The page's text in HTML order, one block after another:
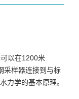
以在1200米
采样器连接到与标
力学的基本原理。